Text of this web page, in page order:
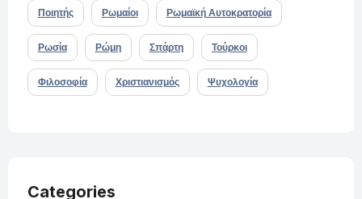
Ποιητής Ρωμαίοι Ρωμαϊκή Αυτοκρατορία
Ρωσία Ρώμη Σπάρτη Τούρκοι
Φιλοσοφία Χριστιανισμός Ψυχολογία
Categories